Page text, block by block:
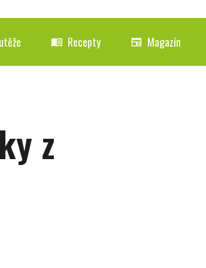
menu_book Recepty newspaper Magazín
z